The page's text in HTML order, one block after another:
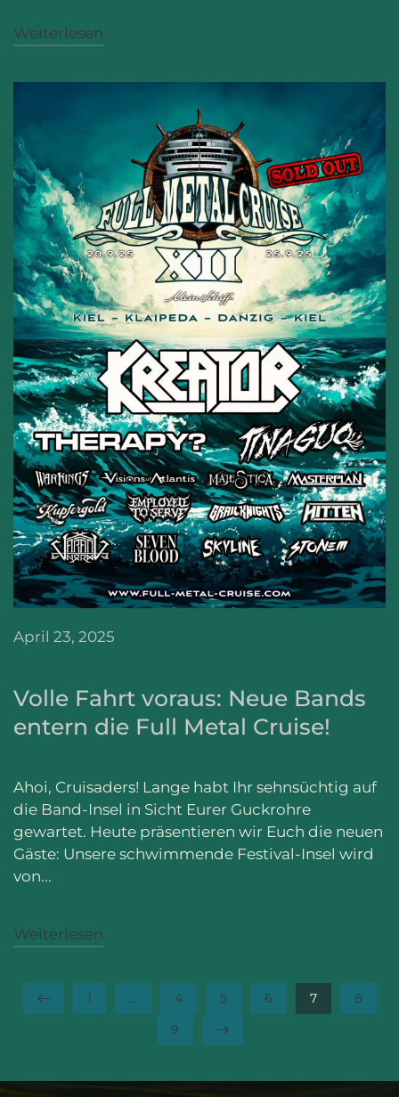
Weiterlesen
April 23, 2025
Volle Fahrt voraus: Neue Bands
entern die Full Metal Cruise!
Ahoi, Cruisaders! Lange habt Ihr sehnsüchtig auf
die Band-Insel in Sicht Eurer Guckrohre
gewartet. Heute präsentieren wir Euch die neuen
Gäste: Unsere schwimmende Festival-Insel wird
von...
Weiterlesen
1 … 4 5 6 7
8
9